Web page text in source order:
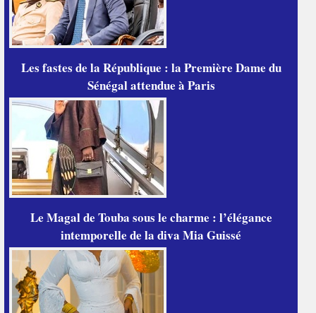
Les fastes de la République : la Première Dame du
Sénégal attendue à Paris
Le Magal de Touba sous le charme : l’élégance
intemporelle de la diva Mia Guissé